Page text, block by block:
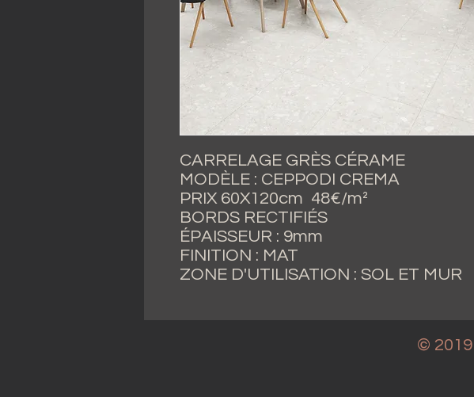
CARRELAGE GRÈS CÉRAME
MODÈLE : CEPPODI CREMA
PRIX 60X120cm 48€/m²
BORDS RECTIFIÉS
ÉPAISSEUR : 9mm
FINITION : MAT
ZONE D'UTILISATION : SOL ET MUR
©